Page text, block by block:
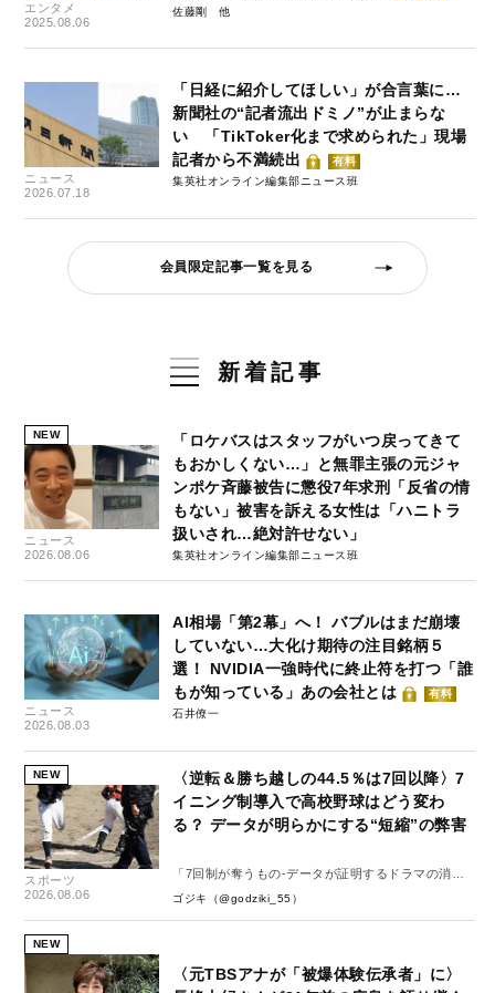
エンタメ
2025.08.06
佐藤剛
ニュース
2026.07.18
「日経に紹介してほしい」が合言葉に…
新聞社の“記者流出ドミノ”が止まらな
い 「TikToker化まで求められた」現場
記者から不満続出
有料
集英社オンライン編集部ニュース班
会員限定記事一覧を見る
新着記事
NEW
ニュース
2026.08.06
「ロケバスはスタッフがいつ戻ってきて
もおかしくない…」と無罪主張の元ジャ
ンポケ斉藤被告に懲役7年求刑「反省の情
もない」被害を訴える女性は「ハニトラ
扱いされ…絶対許せない」
集英社オンライン編集部ニュース班
ニュース
2026.08.03
AI相場「第2幕」へ！ バブルはまだ崩壊
していない…大化け期待の注目銘柄５
選！ NVIDIA一強時代に終止符を打つ「誰
もが知っている」あの会社とは
有料
石井僚一
NEW
スポーツ
2026.08.06
〈逆転＆勝ち越しの44.5％は7回以降〉7
イニング制導入で高校野球はどう変わ
る？ データが明らかにする“短縮”の弊害
「7回制が奪うもの-データが証明するドラマの消
失-」
ゴジキ（@godziki_55）
NEW
〈元TBSアナが「被爆体験伝承者」に〉